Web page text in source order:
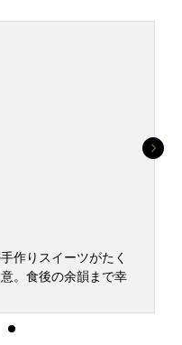
作りスイーツがたく
。食後の余韻まで幸